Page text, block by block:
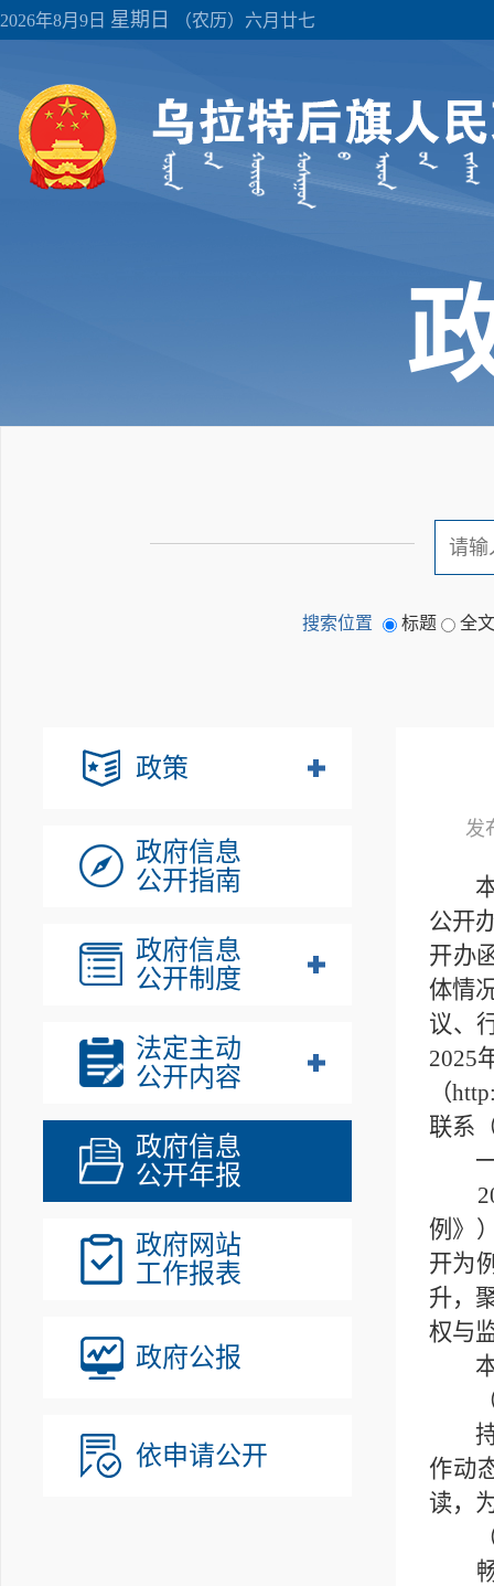
2026年8月9日 星期日 （农历）六月廿七
搜索位置 标题 全
政策
政府信息
公开指南
政府信息
公开制度
法定主动
公开内容
政府信息
公开年报
政府网站
工作报表
政府公报
依申请公开
发
本
公开
开办
体情
议、
2025
（
联系
一
例》
开为
升，
权与
本
（
持
作动
读，
（
畅